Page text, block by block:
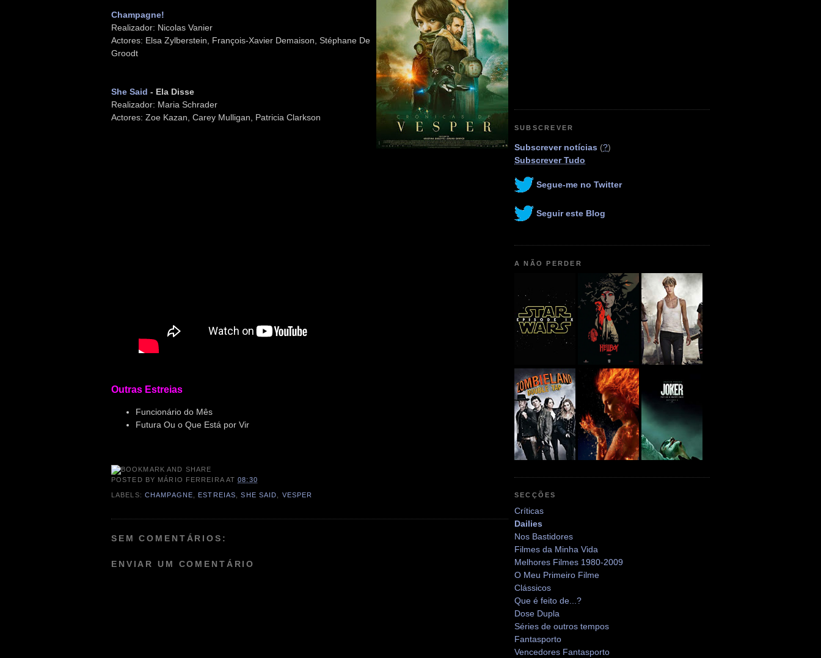
Champagne!
Realizador: Nicolas Vanier
Actores: Elsa Zylberstein, François-Xavier Demaison, Stéphane De
Groodt
She Said - Ela Disse
Realizador: Maria Schrader
Actores: Zoe Kazan, Carey Mulligan, Patricia Clarkson
Outras Estreias
Funcionário do Mês
Futura Ou o Que Está por Vir
POSTED BY MÁRIO FERREIRA AT08:30
LABELS: CHAMPAGNE ESTREIAS ,SHE SAID VESPER
SEM COMENTÁRIOS:
ENVIAR UM COMENTÁRIO
SUBSCREVER
Subscrever notícias (?)
Subscrever Tudo
Segue-me no Twitter
Seguir este Blog
A NÃO PERDER
SECÇÕES
Críticas
Dailies
Nos Bastidores
Filmes da Minha Vida
Melhores Filmes 1980-2009
O Meu Primeiro Filme
Clássicos
Que é feito de...?
Dose Dupla
Séries de outros tempos
Fantasporto
Vencedores Fantasporto